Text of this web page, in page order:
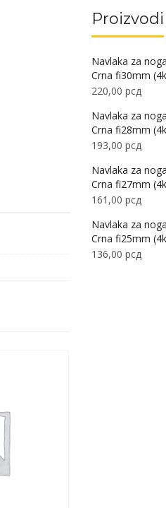
Proizvodi
Navlaka za
Crna fi30mm
220,00 рсд
Navlaka za
Crna fi28mm
193,00 рсд
Navlaka za
Crna fi27mm
161,00 рсд
Navlaka za
Crna fi25mm
136,00 рсд